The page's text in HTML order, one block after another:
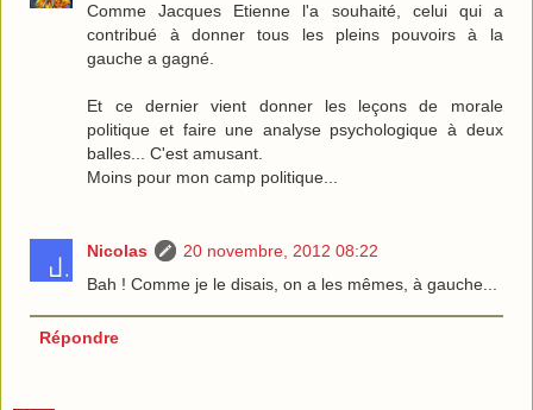
Comme Jacques Etienne l'a souhaité, celui qui a
contribué à donner tous les pleins pouvoirs à la
gauche a gagné.
Et ce dernier vient donner les leçons de morale
politique et faire une analyse psychologique à deux
balles... C'est amusant.
Moins pour mon camp politique...
Nicolas
20 novembre, 2012 08:22
Bah ! Comme je le disais, on a les mêmes, à gauche...
Répondre